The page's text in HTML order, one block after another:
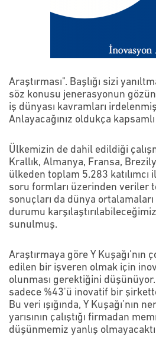
Araştırması". Başlığı sizi
söz konusu jenerasyonun
iş dünyası kavramları
Anlayacağınız oldukça
Ülkemizin de dahil edildiği
Krallık, Almanya, Fransa,
ülkeden toplam 5.283
soru formları üzerinden veriler
sonuçları da dünya
durumu
sunulmuş.
Araştırmaya göre Y Kuşağı'nın
edilen bir işveren olmak için
olunması gerektiğini
sadece %43'ü inovatif bir şirkette
Bu veri ışığında, Y Kuşağı’nın
yarısının çalıştığı firmadan
düşünmemiz yanlış